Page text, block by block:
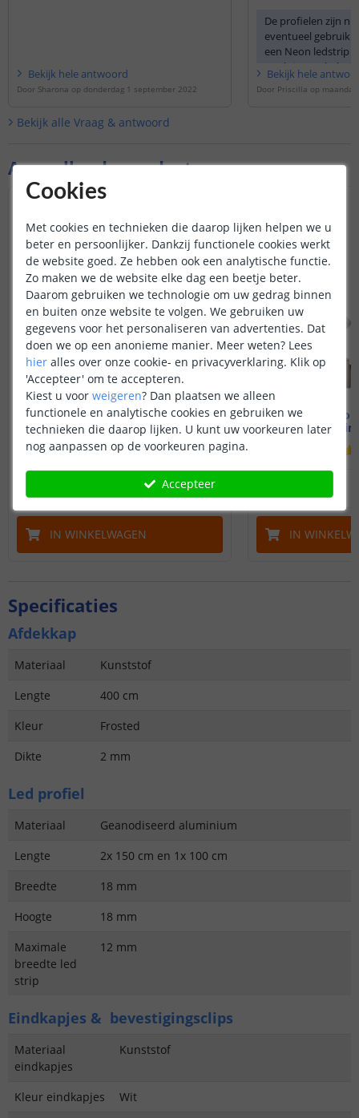
Aanvullende producten
Accessoires voor profiel hoek smal
slim line
( 1 reviews)
3,95
IN WINKELWAGEN
Accessoires
IN
Bekijk hele antwoord
Door Sharona op donderdag 1 september 2022
De profielen zijn
eventueel gebruik
een Neon ledstrip
reeds in een
zijn.https://
Bekijk hele
Door Priscilla op
Bekijk alle Vraag & antwoord
Specificaties
Afdekkap
Materiaal
Kunststof
Lengte
400 cm
Kleur
Frosted
Dikte
2 mm
Led profiel
Materiaal
Geanodiseerd aluminium
Lengte
2x 150 cm en 1x 100 cm
Breedte
18 mm
Hoogte
18 mm
Maximale
breedte led
strip
12 mm
Eindkapjes & bevestigingsclips
Materiaal
eindkapjes
Kunststof
Kleur eindkapjes
Wit
Cookies
Met cookies en technieken die daarop lijken helpen we u
beter en persoonlijker. Dankzij functionele cookies werkt
de website goed. Ze hebben ook een analytische functie.
Zo maken we de website elke dag een beetje beter.
Daarom gebruiken we technologie om uw gedrag binnen
en buiten onze website te volgen. We gebruiken uw
gegevens voor het personaliseren van advertenties. Dat
doen we op een anonieme manier. Meer weten? Lees
hier alles over onze cookie- en privacyverklaring. Klik op
'Accepteer' om te accepteren.
Kiest u voor weigeren? Dan plaatsen we alleen
functionele en analytische cookies en gebruiken we
technieken die daarop lijken. U kunt uw voorkeuren later
nog aanpassen op de voorkeuren pagina.
Accepteer